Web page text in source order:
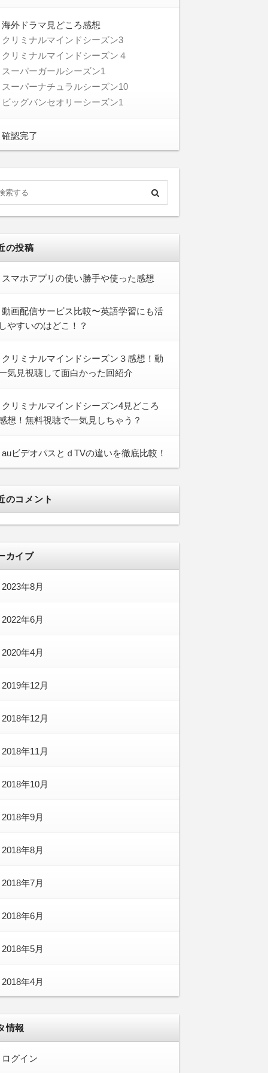
海外ドラマ見どころ感想
クリミナルマインドシーズン3
クリミナルマインドシーズン４
スーパーガールシーズン1
スーパーナチュラルシーズン10
ビッグバンセオリーシーズン1
確認完了
の投稿
スマホアプリの使い勝手や使った感想
動画配信サービス比較〜英語学習にも活
やすいのはどこ！？
クリミナルマインドシーズン３感想！動
気見視聴して面白かった回紹介
クリミナルマインドシーズン4見どころ
想！無料視聴で一気見しちゃう？
auビデオパスとｄTVの違いを徹底比較！
のコメント
カイブ
2023年8月
2022年6月
2020年4月
2019年12月
2018年12月
2018年11月
2018年10月
2018年9月
2018年8月
2018年7月
2018年6月
2018年5月
2018年4月
情報
ログイン